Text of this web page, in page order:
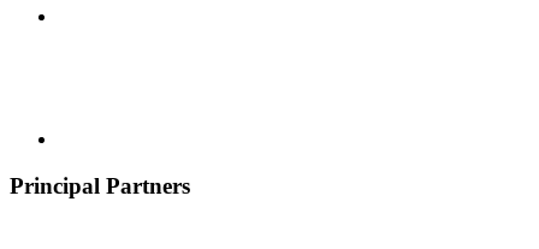
Principal Partners